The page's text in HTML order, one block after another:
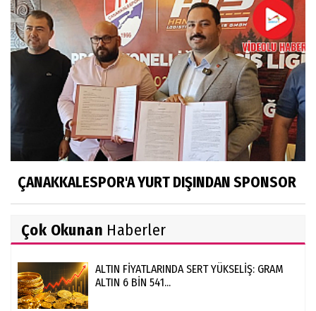
ÇANAKKALESPOR'A YURT DIŞINDAN SPONSOR
Çok Okunan Haberler
ALTIN FİYATLARINDA SERT YÜKSELİŞ: GRAM
ALTIN 6 BİN 541...